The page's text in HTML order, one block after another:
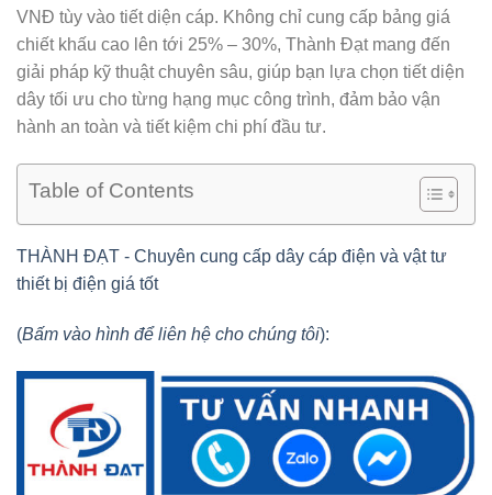
VNĐ tùy vào tiết diện cáp. Không chỉ cung cấp bảng giá
chiết khấu cao lên tới 25% – 30%, Thành Đạt mang đến
giải pháp kỹ thuật chuyên sâu, giúp bạn lựa chọn tiết diện
dây tối ưu cho từng hạng mục công trình, đảm bảo vận
hành an toàn và tiết kiệm chi phí đầu tư.
Table of Contents
THÀNH ĐẠT - Chuyên cung cấp dây cáp điện và vật tư
thiết bị điện giá tốt
(Bấm vào hình để liên hệ cho chúng tôi):